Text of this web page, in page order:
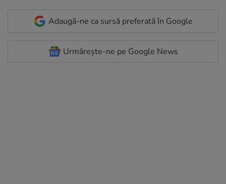
Adaugă-ne ca sursă preferată în Google
Urmărește-ne pe Google News